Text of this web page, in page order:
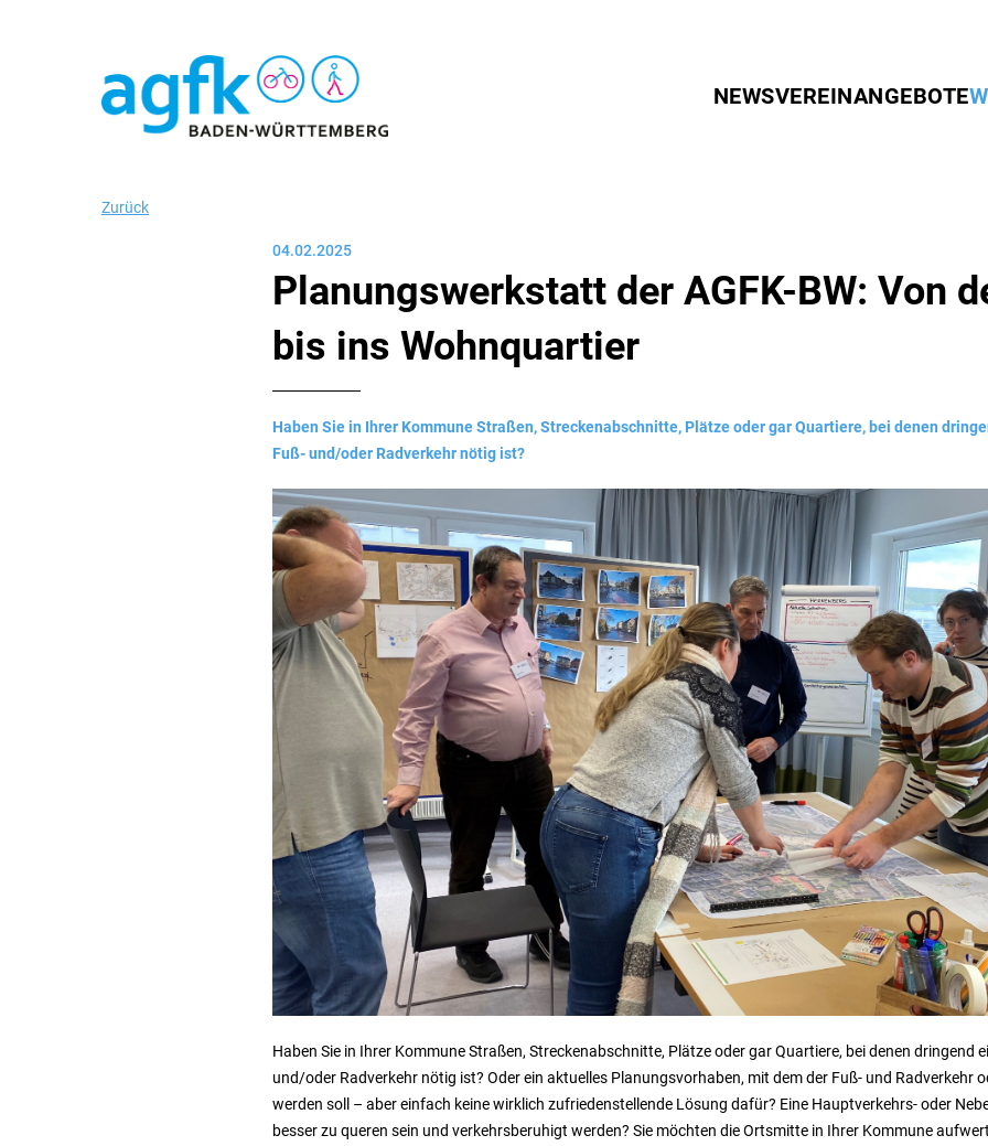
NEWSVEREINANGEBOTE
Zurück
04.02.2025
Planungswerkstatt der AGFK-BW: Von
bis ins Wohnquartier
Haben Sie in Ihrer Kommune Straßen, Streckenabschnitte, Plätze oder gar Quartiere, bei denen
Fuß- und/oder Radverkehr nötig ist?
Haben Sie in Ihrer Kommune Straßen, Streckenabschnitte, Plätze oder gar Quartiere, bei denen dringend
und/oder Radverkehr nötig ist? Oder ein aktuelles Planungsvorhaben, mit dem der Fuß- und Radverkehr
werden soll – aber einfach keine wirklich zufriedenstellende Lösung dafür? Eine Hauptverkehrs- oder
besser zu queren sein und verkehrsberuhigt werden? Sie möchten die Ortsmitte in Ihrer Kommune